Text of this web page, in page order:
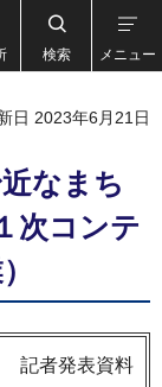
検索 メニュー
日 2023年6月21日
なまち
次コンテ
記者発表資料